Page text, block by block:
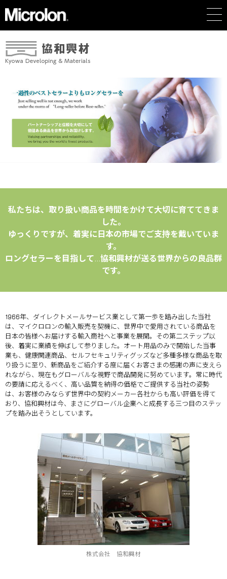
私たちは、取り扱い商品を時間をかけて大切に育ててきま
した。
ゆっくりですが、着実に日本の市場でご支持を戴いていま
す。
ロングセラーを目指して…協和興材が送る世界からの良品群
です。
1966年、ダイレクトメールサービス業として第一歩を踏み出した当社
は、マイクロロンの輸入販売を契機に、世界中で愛用されている商品を
日本の皆様へお届けする輸入商社へと事業を展開。その第二ステップ以
後、着実に業績を伸ばして参りました。オート用品のみで開始した当事
業も、健康関連商品、セルフセキュリティグッズなど多種多様な商品を取
り扱うに至り、新商品をご紹介する度に届くお客さまの感謝の声に支えら
れながら、現在もグローバルな視野で商品開発に努めています。常に時代
の要請に応えるべく、高い品質を納得の価格でご提供する当社の姿勢
は、お客様のみならず世界中の契約メーカー各社からも高い評価を得て
おり、協和興材は今、まさにグローバル企業へと成長する三つ目のステッ
プを踏み出そうとしています。
株式会社 協和興材